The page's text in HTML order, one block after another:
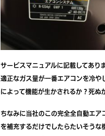
サービスマニュアルに記載してあり
適正なガス量が一番エアコンを冷や
によって機能が生かされるか？死ぬ
ちなみに当社のこの完全全自動エア
を補充するだけでしたらたいそう